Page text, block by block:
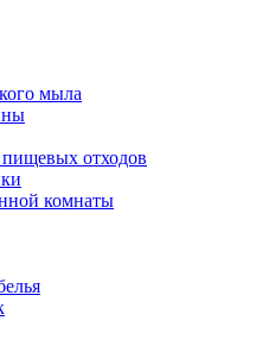
мыла
отходов
комнаты